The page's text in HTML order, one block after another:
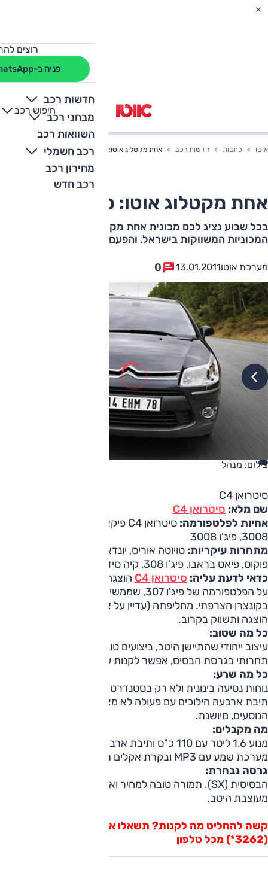
רוצים
פניה ב-WhatsApp
חדשות רכב
מבחני רכב
השוואות רכב
רכב חשמלי
מחירון רכב
רכב חדש
חיפוש רכב
+
-
אוטו כתבות חדשות רכב אחת מקטלוג אוטו: סיטרואן C4
אחת מקטלוג אוטו: סיטרואן C4
בכל שבוע נציג לכם מכונית אחת מקטלוג אוטו, הכולל את כל
המכוניות המשווקות בישראל. והפעם: סיטרואן C4
מערכת אוטו13.01.2011
0
צילום: מנהל
סיטרואן C4
שם מלא: סיטרואן C4
אחיות לפלטפורמה:
3008, פיג'ו 3008
מתחרות עיקריות:
פוקוס, פיאט בראבו, פיג'ו 308, קיה סיד, רנו מגאן
כדאי לדעת עליה: סיטרואן C4
על הפלטפורמה של פיג'ו 307, שממשיכה לשרת מכוניות רבות
בקונצרן הצרפתי. מחליפתה (עדיין על אותה פלטפורמה) כבר
הוצגה ותשווק בקרוב.
כל מה שטוב:
עיצוב ייחודי שהתיישן היטב, ביצועים טובים בגרסת הטורבו, מחיר
תחרותי בגרסת הבסיס, אפשר לקנות עם תיבה ידנית.
כל מה שרע:
נוחות נסיעה בינונית ולא רק בסטנדרטים הגבוהים של סיטרואן,
תיבת ארבעה הילוכים עם פעולה לא מצטיינת, איכות בינונית בתא
הנוסעים, מיושנת.
מה מקבלים:
מנוע 1.6 ליטר עם 110 כ"ס ותיבת ארבעה הילוכים אוטומטית,
מערכת שמע עם MP3 ובקרת אקלים תמורת 118,000 שקל.
גרסה נבחרת:
הבסיסית (SX). תמורה טובה למחיר ואבזור סביר, בחבילה
מעוצבת היטב.
קשה להחליט מה לקנות? תשאלו אותנו ב"כוכבית אוטו"
(3262*) מכל טלפון